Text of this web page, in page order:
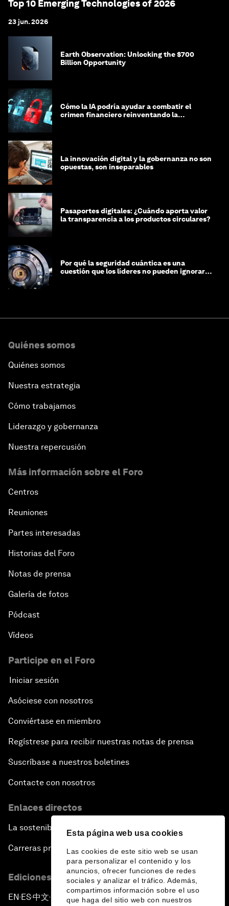
Esta página web usa cookies
Las cookies de este sitio web se usan
para personalizar el contenido y los
anuncios, ofrecer funciones de redes
sociales y analizar el tráfico. Además,
compartimos información sobre el uso
que haga del sitio web con nuestros
Top 10 Emerging Technologies of 2026
23 jun. 2026
Earth Observation: Unlocking the $700
Billion Opportunity
Cómo la IA podría ayudar a combatir el
crimen financiero reinventando la
La innovación digital y la gobernanza no son
opuestas, son inseparables
Pasaportes digitales: ¿Cuándo aporta valor
la transparencia a los productos circulares?
Por qué la seguridad cuántica es una
cuestión que los líderes no pueden ignorar
Quiénes somos
Quiénes somos
Nuestra estrategia
Cómo trabajamos
Liderazgo y gobernanza
Nuestra repercusión
Más información sobre el Foro
Centros
Reuniones
Partes interesadas
Historias del Foro
Notas de prensa
Galería de fotos
Pódcast
Vídeos
Participe en el Foro
Iniciar sesión
Asóciese con nosotros
Conviértase en miembro
Regístrese para recibir nuestras notas de prensa
Suscríbase a nuestros boletines
Contacte con nosotros
Enlaces directos
La sostenibilidad en el Foro
Carreras profesionales
Ediciones en otros idiomas
EN ▪ES▪中文▪ 日本語